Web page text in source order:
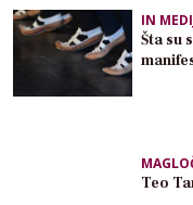
IN
Šta su
Teo